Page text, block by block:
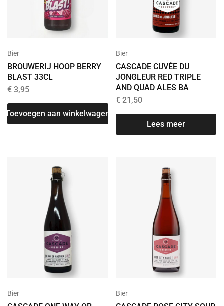
Bier
BROUWERIJ HOOP BERRY
BLAST 33CL
€ 3,95
Toevoegen aan winkelwagen
Bier
CASCADE CUVÉE DU
JONGLEUR RED TRIPLE
AND QUAD ALES BA
€21,50
Lees meer
Bier Bier